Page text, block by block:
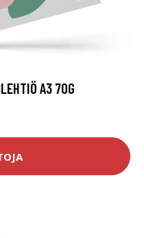
A3 70G